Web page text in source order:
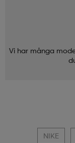
Vi har många
NIKE